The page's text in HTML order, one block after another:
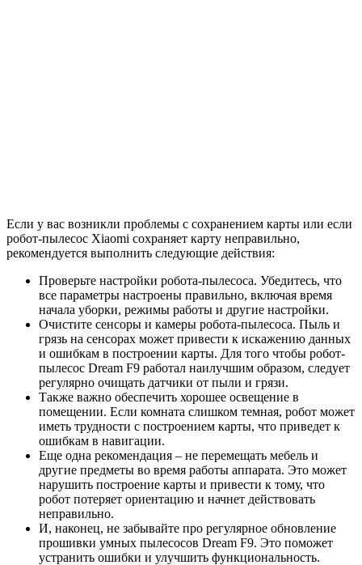
Если у вас возникли проблемы с сохранением карты или если
робот-пылесос Xiaomi сохраняет карту неправильно,
рекомендуется выполнить следующие действия:
Проверьте настройки робота-пылесоса. Убедитесь, что
все параметры настроены правильно, включая время
начала уборки, режимы работы и другие настройки.
Очистите сенсоры и камеры робота-пылесоса. Пыль и
грязь на сенсорах может привести к искажению данных
и ошибкам в построении карты. Для того чтобы робот-
пылесос Dream F9 работал наилучшим образом, следует
регулярно очищать датчики от пыли и грязи.
Также важно обеспечить хорошее освещение в
помещении. Если комната слишком темная, робот может
иметь трудности с построением карты, что приведет к
ошибкам в навигации.
Еще одна рекомендация – не перемещать мебель и
другие предметы во время работы аппарата. Это может
нарушить построение карты и привести к тому, что
робот потеряет ориентацию и начнет действовать
неправильно.
И, наконец, не забывайте про регулярное обновление
прошивки умных пылесосов Dream F9. Это поможет
устранить ошибки и улучшить функциональность.